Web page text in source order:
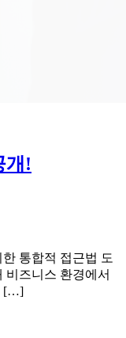
개!
통합적 접근법 도
비즈니스 환경에서
[…]